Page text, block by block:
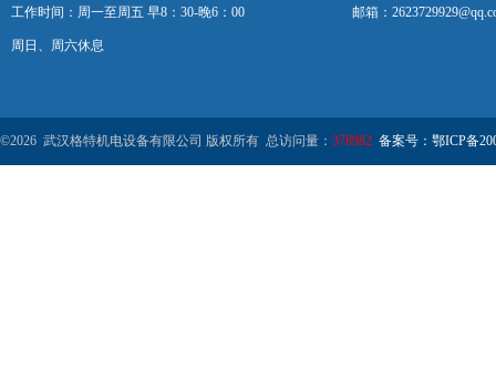
工作时间：周一至周五 早8：30-晚6：00
周日、周六休息
邮箱：
©2026 武汉格特机电设备有限公司 版权所有 总访问量： 378982 备案号：鄂ICP备